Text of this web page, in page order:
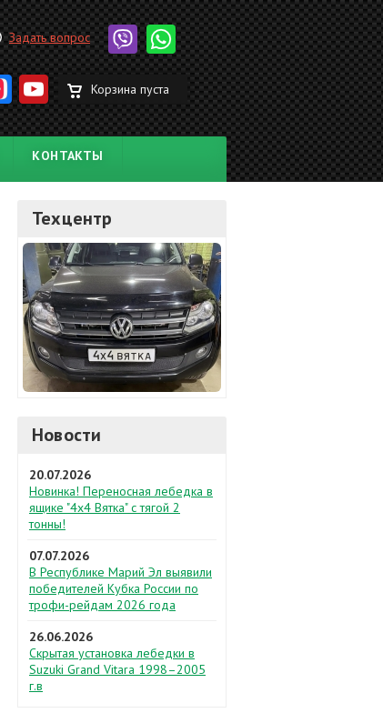
Задать вопрос
Корзина пуста
КОНТАКТЫ
Техцентр
Новости
20.07.2026
Новинка! Переносная лебедка в
ящике "4х4 Вятка" с тягой 2
тонны!
07.07.2026
В Республике Марий Эл выявили
победителей Кубка России по
трофи-рейдам 2026 года
26.06.2026
Скрытая установка лебедки в
Suzuki Grand Vitara 1998–2005
г.в